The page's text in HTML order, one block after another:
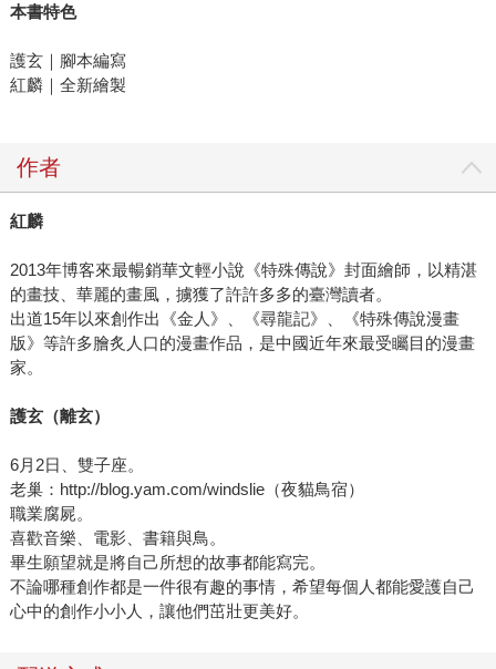
本書特色
護玄｜腳本編寫
紅麟｜全新繪製
作者
紅麟
2013年博客來最暢銷華文輕小說《特殊傳說》封面繪師，以精湛
的畫技、華麗的畫風，擄獲了許許多多的臺灣讀者。
出道15年以來創作出《金人》、《尋龍記》、《特殊傳說漫畫
版》等許多膾炙人口的漫畫作品，是中國近年來最受矚目的漫畫
家。
護玄（離玄）
6月2日、雙子座。
老巢：http://blog.yam.com/windslie（夜貓鳥宿）
職業腐屍。
喜歡音樂、電影、書籍與鳥。
畢生願望就是將自己所想的故事都能寫完。
不論哪種創作都是一件很有趣的事情，希望每個人都能愛護自己
心中的創作小小人，讓他們茁壯更美好。